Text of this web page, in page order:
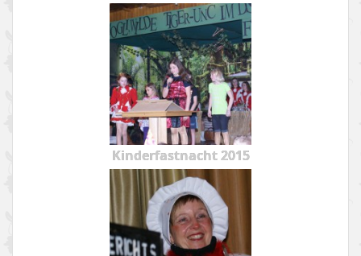
Kinderfastnacht 2015